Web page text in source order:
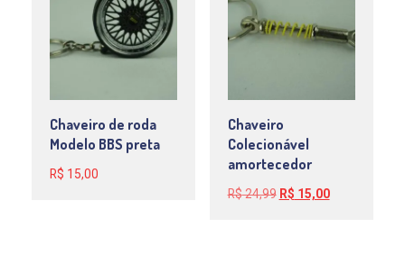
Chaveiro de roda
Modelo BBS preta
R$ 15,00
Chaveiro
Colecionável
amortecedor
R$24,99 OR$ 15,00O